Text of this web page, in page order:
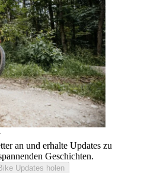
an und erhalte Updates zu
Geschichten.
Updates holen